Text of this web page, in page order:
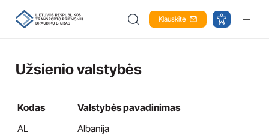
Klauskite
Užsienio valstybės
Kodas
Valstybės pavadinimas
AL
Albanija